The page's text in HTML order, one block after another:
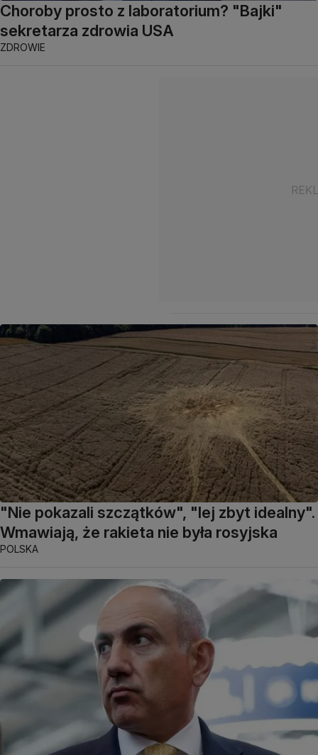
Choroby prosto z laboratorium? "Bajki"
sekretarza zdrowia USA
ZDROWIE
"Nie pokazali szczątków", "lej zbyt idealny".
Wmawiają, że rakieta nie była rosyjska
POLSKA